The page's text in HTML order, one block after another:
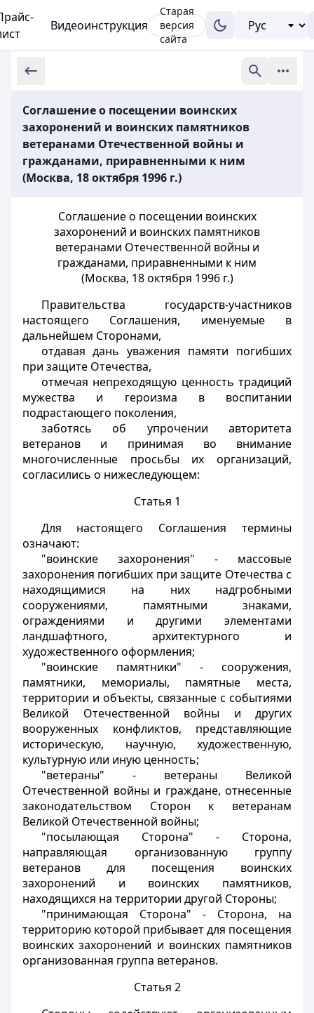
Видеоинструкция
Старая
версия
сайта
Соглашение о посещении воинских
захоронений и воинских памятников
ветеранами Отечественной войны и
гражданами, приравненными к ним
(Москва, 18 октября 1996 г.)
Соглашение о посещении воинских
захоронений и воинских памятников
ветеранами Отечественной войны и
гражданами, приравненными к ним
(Москва, 18 октября 1996 г.)
Правительства государств-участников
настоящего Соглашения, именуемые в
дальнейшем Сторонами,
отдавая дань уважения памяти погибших
при защите Отечества,
отмечая непреходящую ценность традиций
мужества и героизма в воспитании
подрастающего поколения,
заботясь об упрочении авторитета
ветеранов и принимая во внимание
многочисленные просьбы их организаций,
согласились о нижеследующем:
Статья 1
Для настоящего Соглашения термины
означают:
"воинские захоронения" - массовые
захоронения погибших при защите Отечества с
находящимися на них надгробными
сооружениями, памятными знаками,
ограждениями и другими элементами
ландшафтного, архитектурного и
художественного оформления;
"воинские памятники" - сооружения,
памятники, мемориалы, памятные места,
территории и объекты, связанные с событиями
Великой Отечественной войны и других
вооруженных конфликтов, представляющие
историческую, научную, художественную,
культурную или иную ценность;
"ветераны" - ветераны Великой
Отечественной войны и граждане, отнесенные
законодательством Сторон к ветеранам
Великой Отечественной войны;
"посылающая Сторона" - Сторона,
направляющая организованную группу
ветеранов для посещения воинских
захоронений и воинских памятников,
находящихся на территории другой Стороны;
"принимающая Сторона" - Сторона, на
территорию которой прибывает для посещения
воинских захоронений и воинских памятников
организованная группа ветеранов.
Статья 2